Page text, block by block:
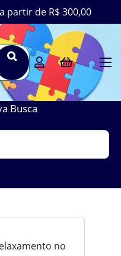
partir de R$ 300,00
A
(X)
Busca
no